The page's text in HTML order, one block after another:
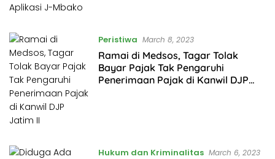
Peristiwa March 8, 2023
Ramai di Medsos, Tagar Tolak
Bayar Pajak Tak Pengaruhi
Penerimaan Pajak di Kanwil DJP
Hukum dan Kriminalitas March 6, 2023